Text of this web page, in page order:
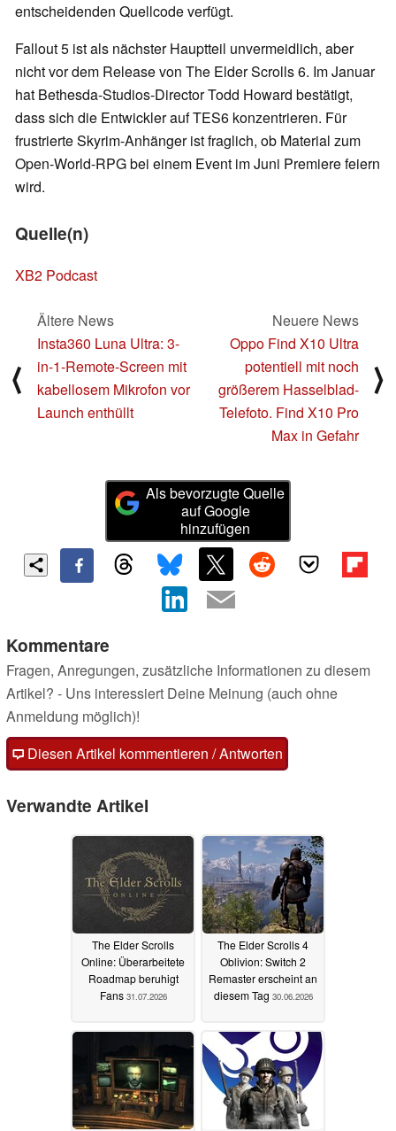
entscheidenden Quellcode verfügt.
Fallout 5 ist als nächster Hauptteil unvermeidlich, aber
nicht vor dem Release von The Elder Scrolls 6. Im Januar
hat Bethesda-Studios-Director Todd Howard bestätigt,
dass sich die Entwickler auf TES6 konzentrieren. Für
frustrierte Skyrim-Anhänger ist fraglich, ob Material zum
Open-World-RPG bei einem Event im Juni Premiere feiern
wird.
Quelle(n)
XB2 Podcast
⟨
Ältere News
Insta360 Luna Ultra: 3-
in-1-Remote-Screen mit
kabellosem Mikrofon vor
Launch enthüllt
Neuere News
Oppo Find X10 Ultra
potentiell mit noch
größerem Hasselblad-
Telefoto. Find X10 Pro
Max in Gefahr
⟩
Als bevorzugte Quelle
auf Google
hinzufügen
Kommentare
Fragen, Anregungen, zusätzliche Informationen zu diesem
Artikel? - Uns interessiert Deine Meinung (auch ohne
Anmeldung möglich)!
Diesen Artikel kommentieren / Antworten
Verwandte Artikel
The Elder Scrolls
Online: Überarbeitete
Roadmap beruhigt
Fans 31.07.2026
The Elder Scrolls 4
Oblivion: Switch 2
Remaster erscheint an
diesem Tag 30.06.2026